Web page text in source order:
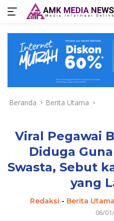
konten
Beranda Berita Utama
Viral Pegawai
Diduga
Swasta, Sebut
yang
Redaksi - Berita Utama
06/